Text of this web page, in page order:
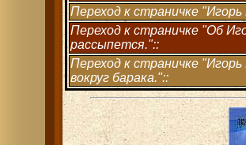
Переход к страничке
Переход к страничке "Об
рассыпется."::
Переход к страничке
вокруг барака."::